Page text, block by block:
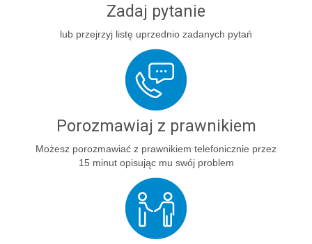
Zadaj pytanie
lub przejrzyj listę uprzednio zadanych pytań
Porozmawiaj z prawnikiem
Możesz porozmawiać z prawnikiem telefonicznie przez
15 minut opisując mu swój problem